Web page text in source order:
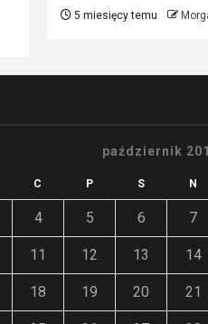
5 miesięcy temu
październik
C P S N
4 5 6 7
11 12 13 14
18 19 20 21